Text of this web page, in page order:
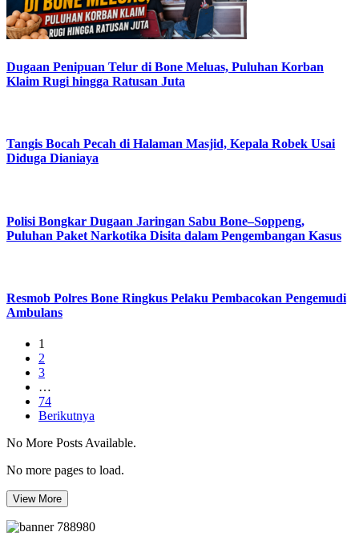
Dugaan Penipuan Telur di Bone Meluas, Puluhan Korban
Klaim Rugi hingga Ratusan Juta
Tangis Bocah Pecah di Halaman Masjid, Kepala Robek Usai
Diduga Dianiaya
Polisi Bongkar Dugaan Jaringan Sabu Bone–Soppeng,
Puluhan Paket Narkotika Disita dalam Pengembangan Kasus
Resmob Polres Bone Ringkus Pelaku Pembacokan Pengemudi
Ambulans
1
2
3
…
74
Berikutnya
No More Posts Available.
No more pages to load.
View More